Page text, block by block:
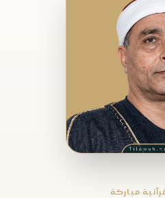
مباركة